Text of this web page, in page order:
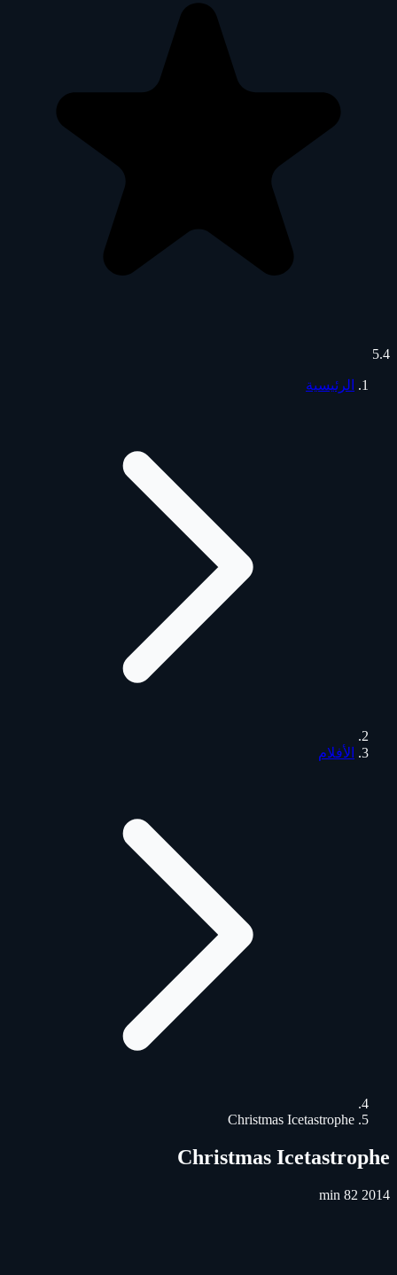
5.4
الرئيسية
الأفلام
Christmas Icetastrophe
Christmas Icetastrophe
2014
82 min